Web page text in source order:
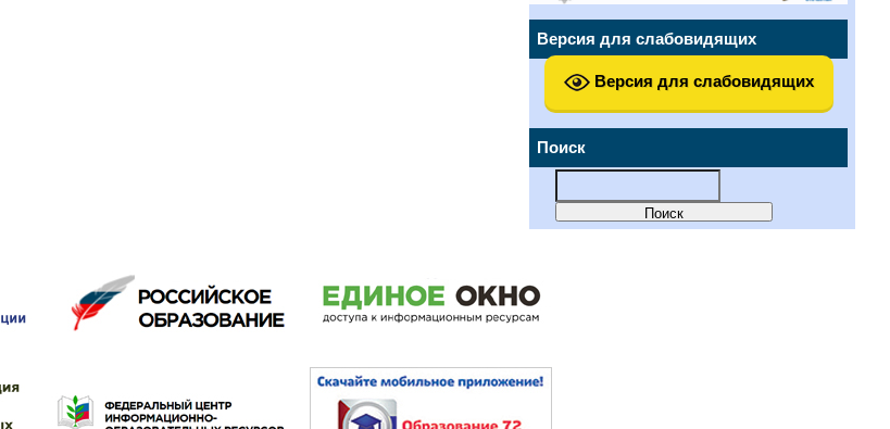
Версия для слабовидящих
Версия для слабовидящих
Поиск